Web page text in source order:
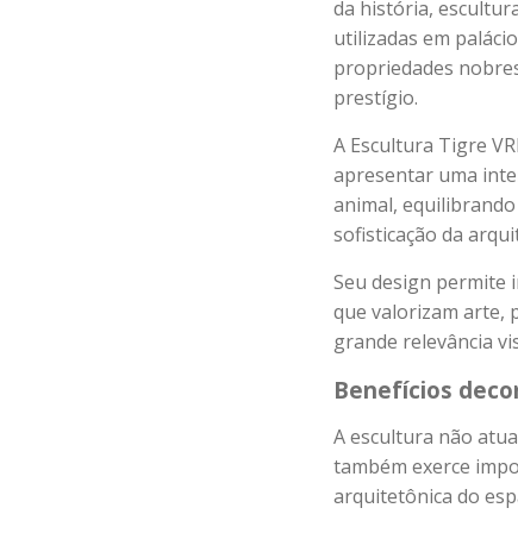
da história,
utilizadas em
propriedades
prestígio.
A Escultura Tigre
apresentar uma
animal,
sofisticação da
Seu design permite
que valorizam arte,
grande relevância
Benefícios
A escultura não
também exerce
arquitetônica do